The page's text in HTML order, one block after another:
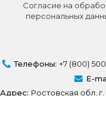
Согласие на
персональных
Телефоны: +7 (800)
E-
Адрес: Ростовская обл,